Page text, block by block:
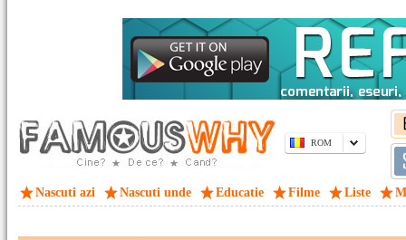
ROM
Nascuti azi Nascuti unde Educatie Filme Liste